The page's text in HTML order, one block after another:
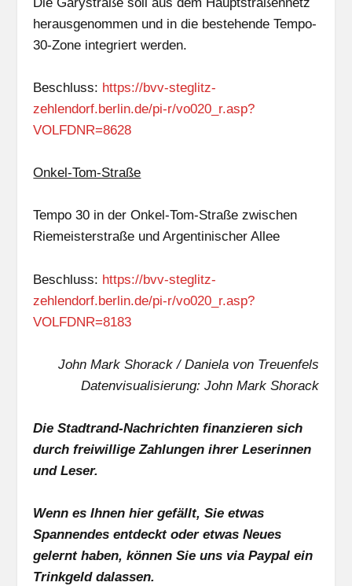
herausgenommen und in die bestehende Tempo-
30-Zone integriert werden.
Beschluss: https://bvv-steglitz-
zehlendorf.berlin.de/pi-r/vo020_r.asp?
VOLFDNR=8628
Onkel-Tom-Straße
Tempo 30 in der Onkel-Tom-Straße zwischen
Riemeisterstraße und Argentinischer Allee
Beschluss: https://bvv-steglitz-
zehlendorf.berlin.de/pi-r/vo020_r.asp?
VOLFDNR=8183
John Mark Shorack / Daniela von Treuenfels
Datenvisualisierung: John Mark Shorack
Die Stadtrand-Nachrichten finanzieren sich
durch freiwillige Zahlungen ihrer Leserinnen
und Leser.
Wenn es Ihnen hier gefällt, Sie etwas
Spannendes entdeckt oder etwas Neues
gelernt haben, können Sie uns via Paypal ein
Trinkgeld dalassen.